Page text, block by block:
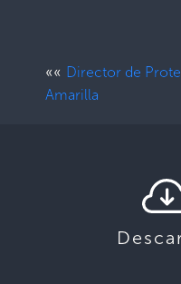
«« Director de
Amarilla